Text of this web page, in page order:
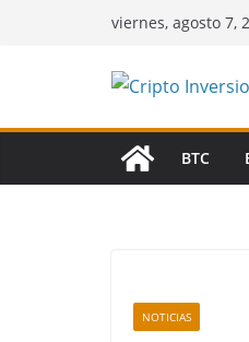
viernes, agosto 7,
BTC
NOTICIAS